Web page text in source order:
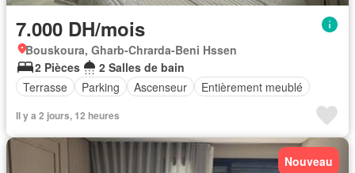
7.000 DH/mois
Bouskoura, Gharb-Chrarda-Beni Hssen
2 Pièces
2 Salles de bain
Terrasse
Parking Ascenseur Entièrement meublé
Il y a 2 jours, 12 heures
Nouveau